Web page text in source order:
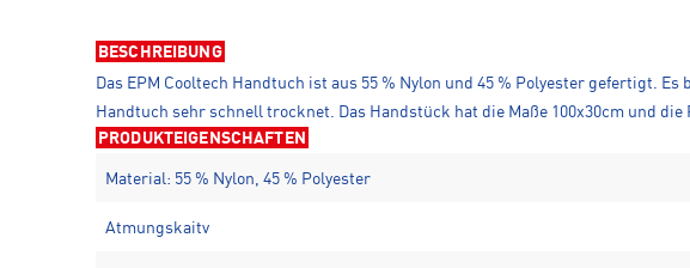
BESCHREIBUNG
Das EPM Cooltech Handtuch ist aus 55 % Nylon und 45 % Polyester gefertigt.
Handtuch sehr schnell trocknet. Das Handstück hat die Maße 100x30cm und die
PRODUKTEIGENSCHAFTEN
Material: 55 % Nylon, 45 % Polyester
Atmungskaitv